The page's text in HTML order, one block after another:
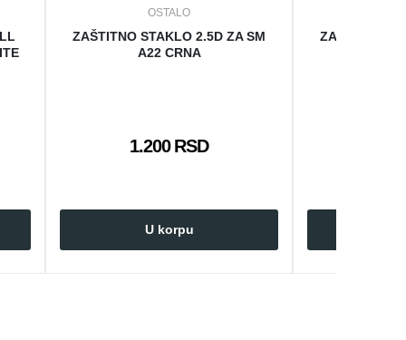
OSTALO
ZAŠTITNO STAKLO 2.5D ZA SM
A22 CRNA
1.200 RSD
U korpu
ZAŠTITNO